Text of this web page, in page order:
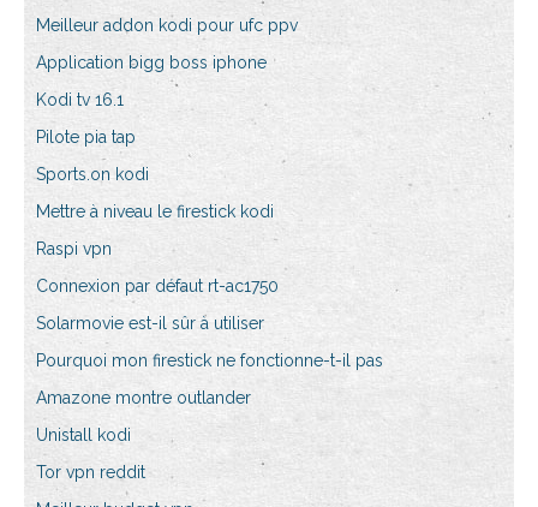
Meilleur addon kodi pour ufc ppv
Application bigg boss iphone
Kodi tv 16.1
Pilote pia tap
Sports.on kodi
Mettre à niveau le firestick kodi
Raspi vpn
Connexion par défaut rt-ac1750
Solarmovie est-il sûr à utiliser
Pourquoi mon firestick ne fonctionne-t-il pas
Amazone montre outlander
Unistall kodi
Tor vpn reddit